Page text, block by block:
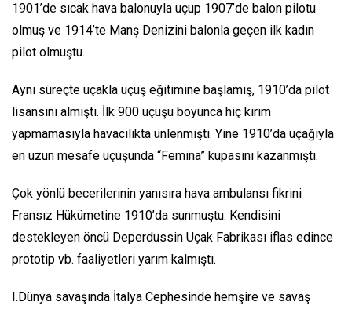
1901’de sıcak hava balonuyla uçup 1907’de balon pilotu
olmuş ve 1914’te Manş Denizini balonla geçen ilk kadın
pilot olmuştu.
Aynı süreçte uçakla uçuş eğitimine başlamış, 1910’da pilot
lisansını almıştı. İlk 900 uçuşu boyunca hiç kırım
yapmamasıyla havacılıkta ünlenmişti. Yine 1910’da uçağıyla
en uzun mesafe uçuşunda “Femina” kupasını kazanmıştı.
Çok yönlü becerilerinin yanısıra hava ambulansı fikrini
Fransız Hükümetine 1910’da sunmuştu. Kendisini
destekleyen öncü Deperdussin Uçak Fabrikası iflas edince
prototip vb. faaliyetleri yarım kalmıştı.
I.Dünya savaşında İtalya Cephesinde hemşire ve savaş